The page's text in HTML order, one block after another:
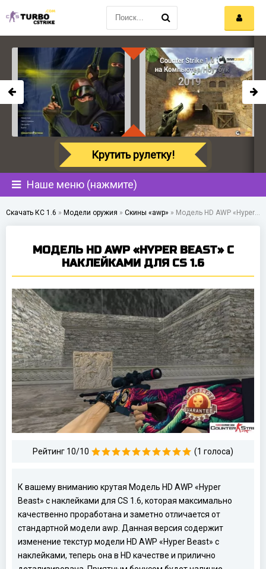
Наше меню (нажмите)
Скачать КС 1.6 » Модели оружия » Скины «awp» » Модель HD AWP «Hyper Beast» с наклейками для CS 1.6
МОДЕЛЬ HD AWP «HYPER BEAST» С
НАКЛЕЙКАМИ ДЛЯ CS 1.6
Рейтинг 10/10 (1 голоса)
К вашему вниманию крутая Модель HD AWP «Hyper
Beast» с наклейками для CS 1.6, которая максимально
качественно проработана и заметно отличается от
стандартной модели awp. Данная версия содержит
изменение текстур модели HD AWP «Hyper Beast» с
наклейками, теперь она в HD качестве и прилично
Крутить рулетку!